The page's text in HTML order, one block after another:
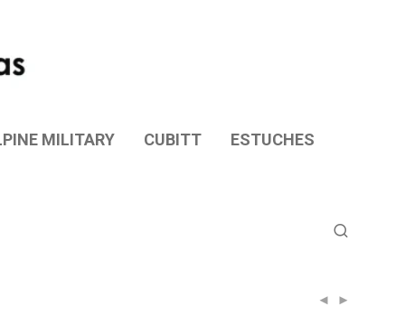
MILITARY CUBITT ESTUCHES